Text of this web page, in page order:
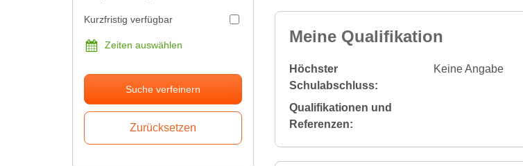
Kurzfristig verfügbar
Zeiten auswählen
Suche verfeinern
Meine Qualifikation
Höchster
Schulabschluss:
Keine Angabe
Qualifikationen und
Referenzen: